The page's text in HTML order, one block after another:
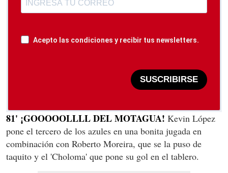
Acepto las condiciones y recibir tus newsletters.
SUSCRIBIRSE
81' ¡GOOOOOLLLL DEL MOTAGUA! Kevin López
pone el tercero de los azules en una bonita jugada en
combinación con Roberto Moreira, que se la puso de
taquito y el 'Choloma' que pone su gol en el tablero.